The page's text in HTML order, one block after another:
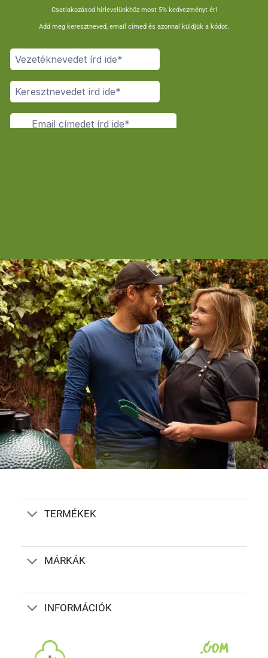
Csatlakozásod hírlevelünkhöz most 5% kedvezményt ér!
Add meg keresztneved, email címed és azonnal küldjük a kódot.
TERMÉKEK
MÁRKÁK
INFORMÁCIÓK